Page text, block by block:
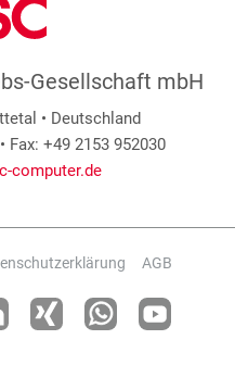
Gesellschaft mbH
• Deutschland
Fax: +49 2153 952030
computer.de
AGB